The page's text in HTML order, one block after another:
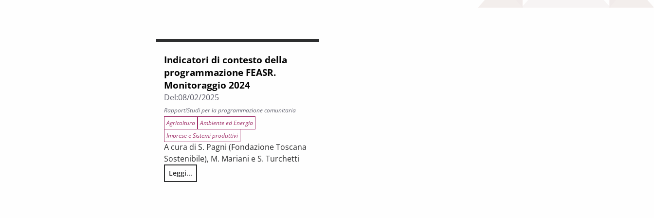
Indicatori di contesto della
programmazione FEASR.
Monitoraggio 2024
Del:08/02/2025
RapportiStudi per la programmazione comunitaria
Agricoltura Ambiente ed Energia
Imprese e Sistemi produttivi
A cura di S. Pagni (Fondazione Toscana
Sostenibile), M. Mariani e S. Turchetti
Leggi...
Indicatori di contesto della programmazione FEASR. Monitoraggio 2024